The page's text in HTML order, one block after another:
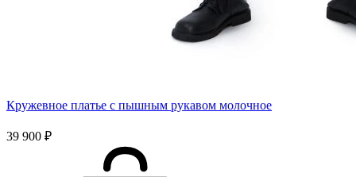
Кружевное платье с пышным рукавом молочное
39 900 ₽